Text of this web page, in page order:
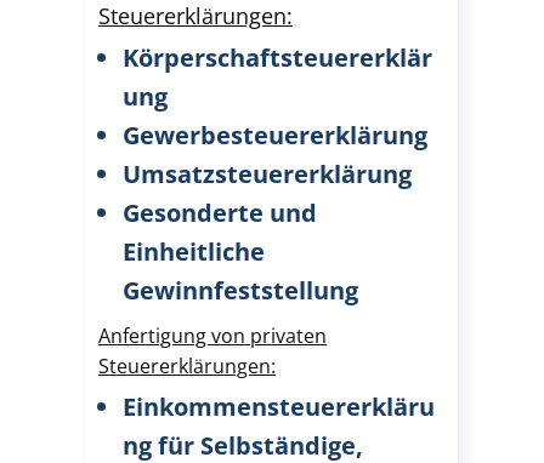
Steuererklärun​gen:
Körperschaftsteuererklär
ung
Gewerbesteuererklärung
Umsatzsteuererklärung
Gesonderte und
Einheitliche
Gewinnfeststellung
Anfertigung von privaten
Steuererklärungen:
Einkommensteuererkläru
ng für Selbständige,